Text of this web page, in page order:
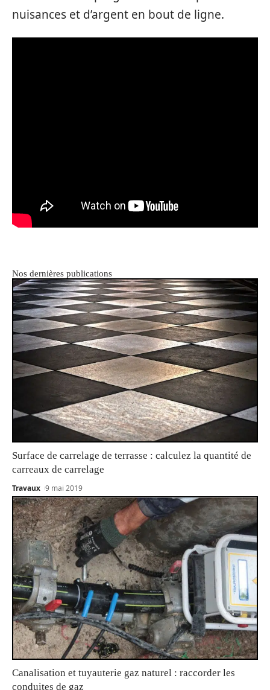
nuisances et d’argent en bout de ligne.
Nos dernières publications
Surface de carrelage de terrasse : calculez la quantité de
carreaux de carrelage
Travaux 9 mai 2019
Canalisation et tuyauterie gaz naturel : raccorder les
conduites de gaz